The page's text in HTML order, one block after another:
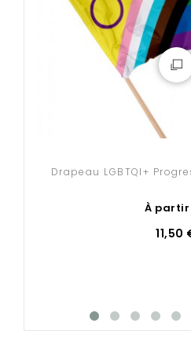
Drapeau LGBTQI+
À
11,50